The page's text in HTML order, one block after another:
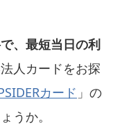
、最短当日の利
人カードをお探
カード 」の
うか。